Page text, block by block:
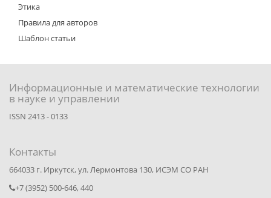
Этика
Правила для авторов
Шаблон статьи
Информационные и математические технологии
в науке и управлении
ISSN 2413 - 0133
Контакты
664033 г. Иркутск, ул. Лермонтова 130, ИСЭМ СО РАН
+7 (3952) 500-646, 440